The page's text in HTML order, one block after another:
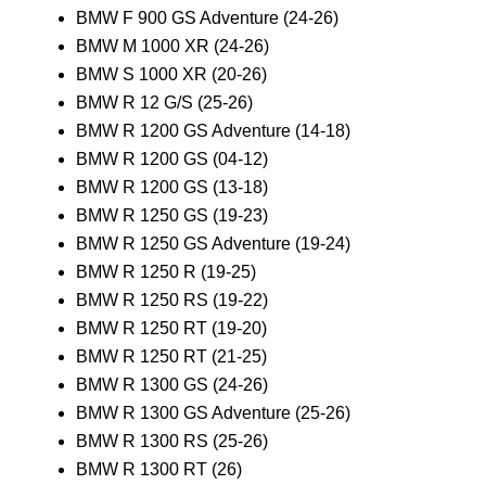
BMW F 900 GS Adventure (24-26)
BMW M 1000 XR (24-26)
BMW S 1000 XR (20-26)
BMW R 12 G/S (25-26)
BMW R 1200 GS Adventure (14-18)
BMW R 1200 GS (04-12)
BMW R 1200 GS (13-18)
BMW R 1250 GS (19-23)
BMW R 1250 GS Adventure (19-24)
BMW R 1250 R (19-25)
BMW R 1250 RS (19-22)
BMW R 1250 RT (19-20)
BMW R 1250 RT (21-25)
BMW R 1300 GS (24-26)
BMW R 1300 GS Adventure (25-26)
BMW R 1300 RS (25-26)
BMW R 1300 RT (26)